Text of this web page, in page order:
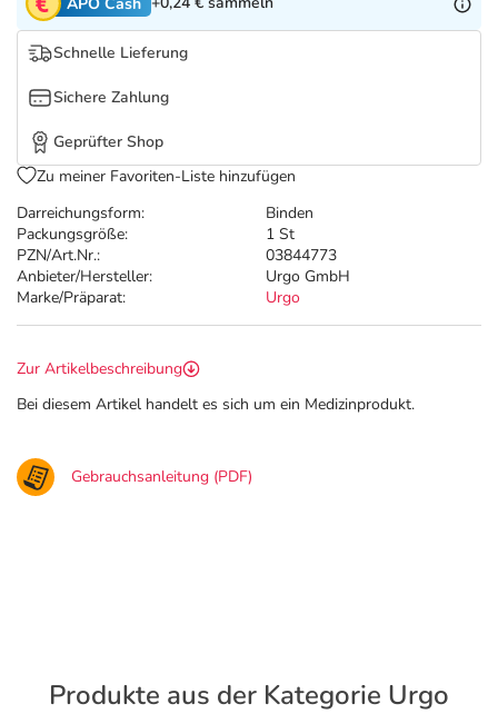
Tierapotheke
Vitamine & Mineralstoffe
Salus Deals
Darreichungsform:
Binden
Packungsgröße:
1 St
PZN/Art.Nr.:
03844773
Anbieter/Hersteller:
Urgo GmbH
Marke/Präparat:
Urgo
Schnelle Lieferung
Sichere Zahlung
Geprüfter Shop
Zu meiner Favoriten-Liste hinzufügen
Zur Artikelbeschreibung
Bei diesem Artikel handelt es sich um ein Medizinprodukt.
Gebrauchsanleitung (PDF)
Produkte aus der Kategorie Urgo